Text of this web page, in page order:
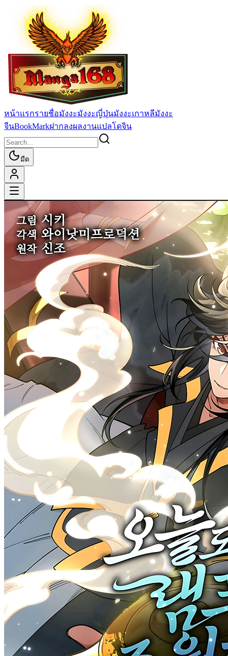
หน้าแรกรายชื่อมังงะมังงะญี่ปุ่นมังงะเกาหลีมังงะ
จีนBookMarkฝากลงผลงานแปลโดจิน
มืด